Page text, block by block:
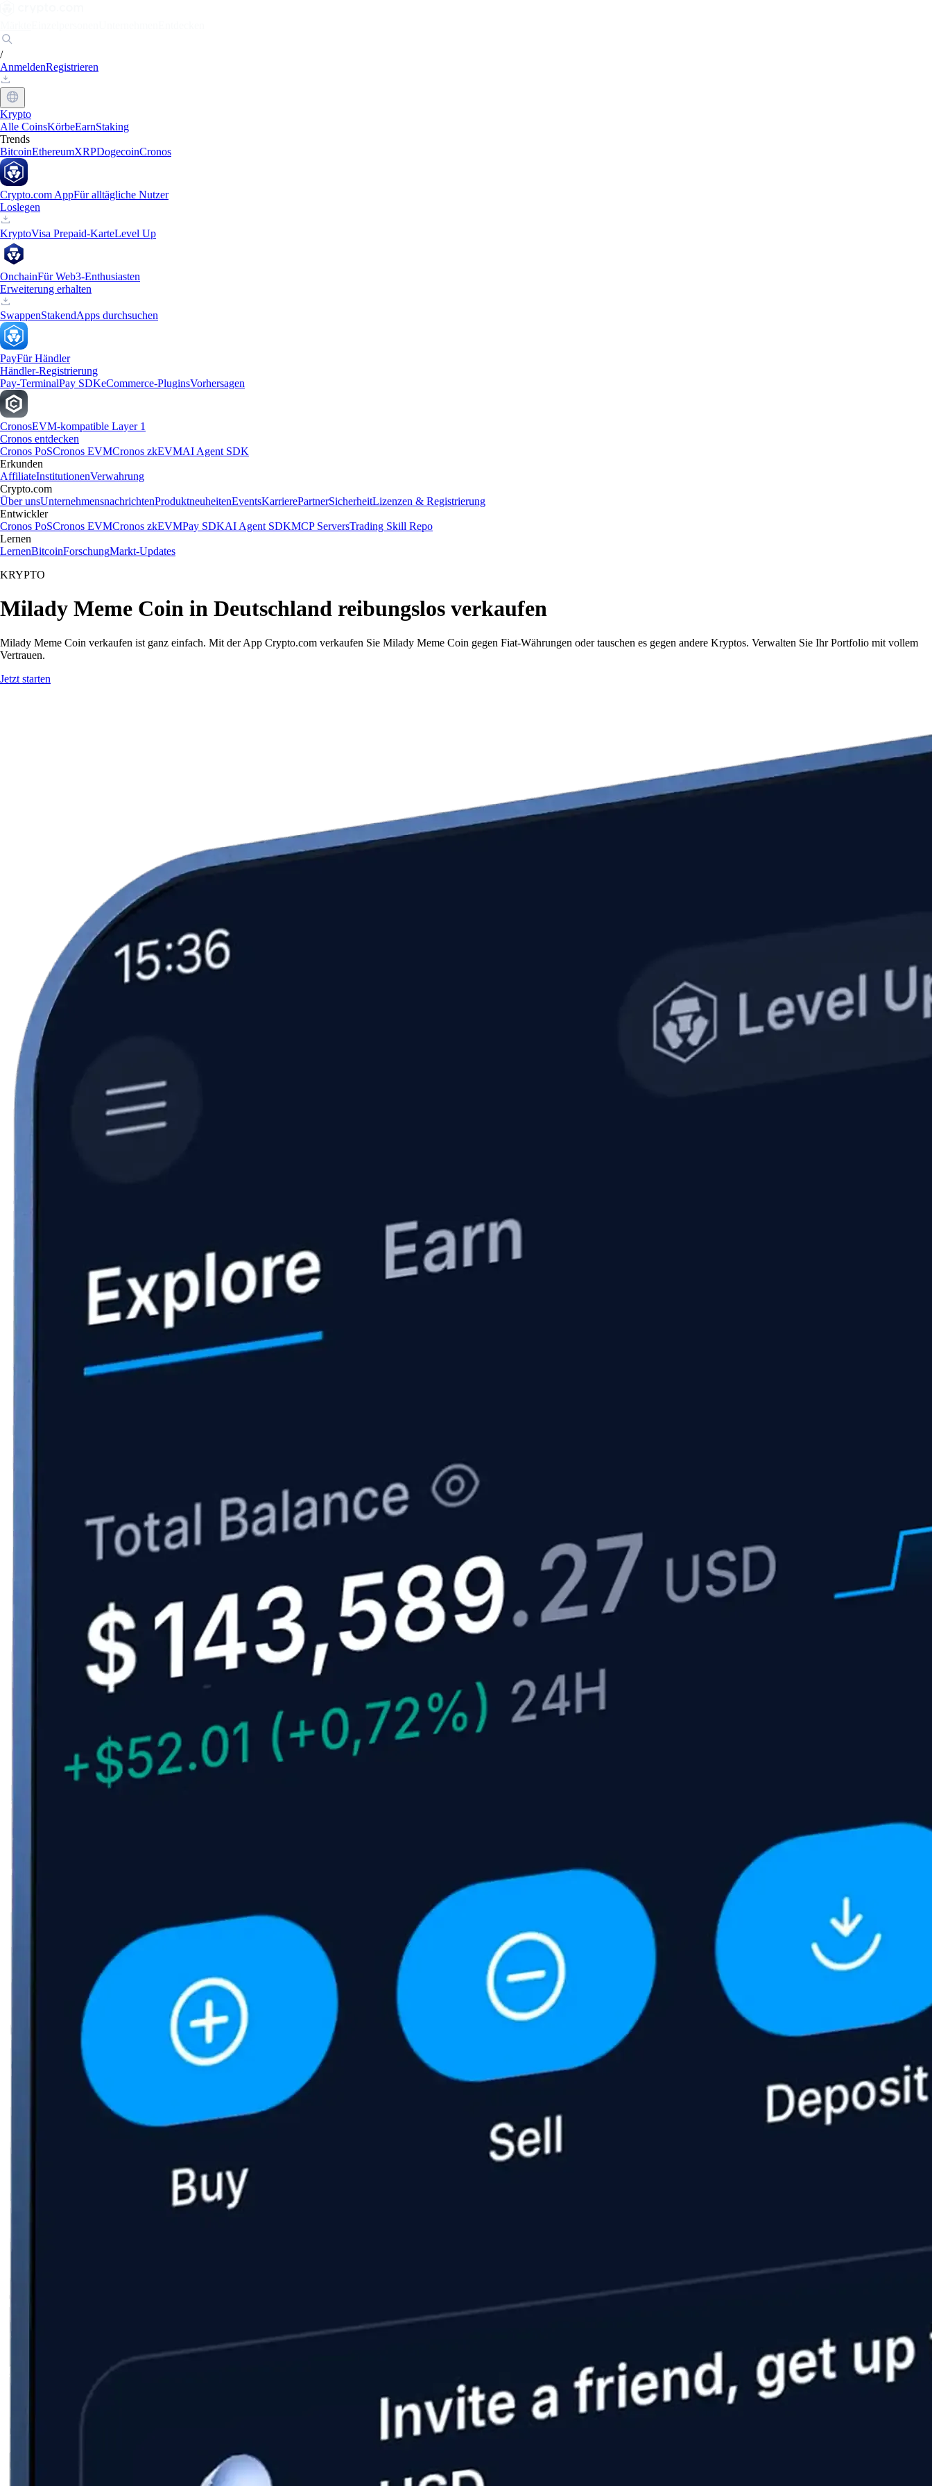
/
AnmeldenRegistrieren
Krypto
Alle CoinsKörbeEarnStaking
Trends
BitcoinEthereumXRPDogecoinCronos
Crypto.com AppFür alltägliche Nutzer
Loslegen
KryptoVisa Prepaid-KarteLevel Up
OnchainFür Web3-Enthusiasten
Erweiterung erhalten
SwappenStakendApps durchsuchen
PayFür Händler
Händler-Registrierung
Pay-TerminalPay SDKeCommerce-PluginsVorhersagen
CronosEVM-kompatible Layer 1
Cronos entdecken
Cronos PoSCronos EVMCronos zkEVMAI Agent SDK
Erkunden
AffiliateInstitutionenVerwahrung
Crypto.com
Über unsUnternehmensnachrichtenProduktneuheitenEventsKarrierePartnerSicherheitLizenzen & Registrierung
Entwickler
Cronos PoSCronos EVMCronos zkEVMPay SDKAI Agent SDKMCP ServersTrading Skill Repo
Lernen
LernenBitcoinForschungMarkt-Updates
KRYPTO
Milady Meme Coin in Deutschland reibungslos verkaufen
Milady Meme Coin verkaufen ist ganz einfach. Mit der App Crypto.com verkaufen Sie Milady Meme Coin gegen Fiat-Währungen oder tauschen es gegen andere Kryptos. Verwalten Sie Ihr Portfolio mit vollem
Vertrauen.
Jetzt starten